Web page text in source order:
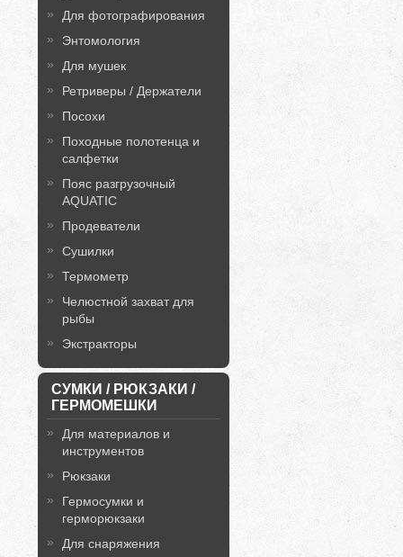
Для фотографирования
Энтомология
Для мушек
Ретриверы / Держатели
Посохи
Походные полотенца и
салфетки
Пояс разгрузочный
AQUATIC
Продеватели
Сушилки
Термометр
Челюстной захват для
рыбы
Экстракторы
СУМКИ / РЮКЗАКИ /
ГЕРМОМЕШКИ
Для материалов и
инструментов
Рюкзаки
Гермосумки и
герморюкзаки
Для снаряжения